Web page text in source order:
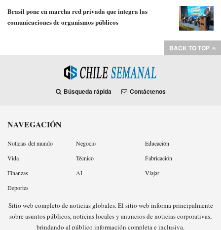
Brasil pone en marcha red privada que integra las
comunicaciones de organismos públicos
BACK TO TOP
Búsqueda rápida Contáctenos
NAVEGACIÓN
Noticias del mundo Negocio
Educación
Vida
Técnico
Fabricación
Finanzas
AI
Viajar
Deportes
Sitio web completo de noticias globales. El sitio web informa principalmente
sobre asuntos públicos, noticias locales y anuncios de noticias corporativas,
brindando al público información completa e inclusiva.